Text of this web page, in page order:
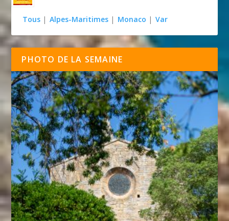
Tous | Alpes-Maritimes | Monaco | Var
PHOTO DE LA SEMAINE